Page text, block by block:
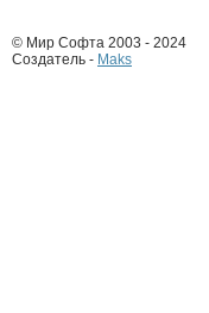
© Мир Софта 2003 - 2024
Создатель - Maks